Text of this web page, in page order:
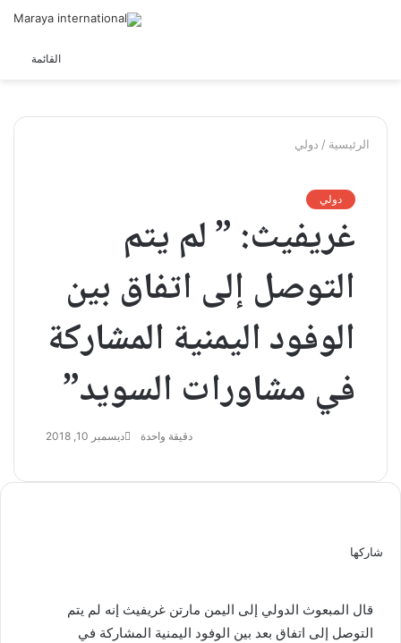
القائمةالوضع
الرئيسية / دولي
دولي
غريفيث: ” لم يتم
التوصل إلى اتفاق بين
الوفود اليمنية المشاركة
في مشاورات السويد”
ديسمبر 10, 2018 دقيقة واحدة
شاركها
البريد
قال المبعوث الدولي إلى اليمن مارتن غريفيث إنه لم يتم
التوصل إلى اتفاق بعد بين الوفود اليمنية المشاركة في